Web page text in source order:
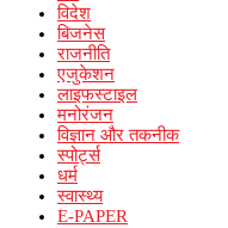
विदेश
बिजनेस
राजनीति
एजुकेशन
लाइफस्टाइल
मनोरंजन
विज्ञान और तकनीक
स्पोर्ट्स
धर्म
स्वास्थ्य
E-PAPER